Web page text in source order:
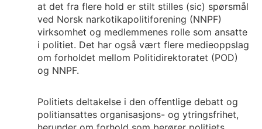
at det fra flere hold er stilt stilles (sic) spørsmål
ved Norsk narkotikapolitiforening (NNPF)
virksomhet og medlemmenes rolle som ansatte
i politiet. Det har også vært flere medieoppslag
om forholdet mellom Politidirektoratet (POD)
og NNPF.
Politiets deltakelse i den offentlige debatt og
politiansattes organisasjons- og ytringsfrihet,